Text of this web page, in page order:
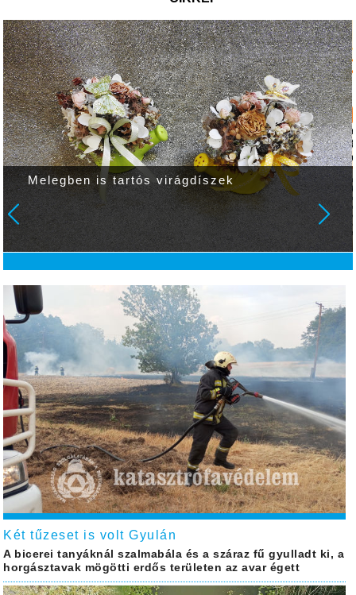
Melegben is tartós virágdíszek
Két tűzeset is volt Gyulán
A bicerei tanyáknál szalmabála és a száraz fű gyulladt ki, a
horgásztavak mögötti erdős területen az avar égett